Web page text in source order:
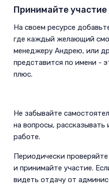
Принимайте участие
­На своем ресурсе
где каждый желающий
менеджеру Андрею, или
представится по имени -
плюс.
Не забывайте
на вопросы,
работе.
­Периодически
и принимайте участие.
видеть отдачу от